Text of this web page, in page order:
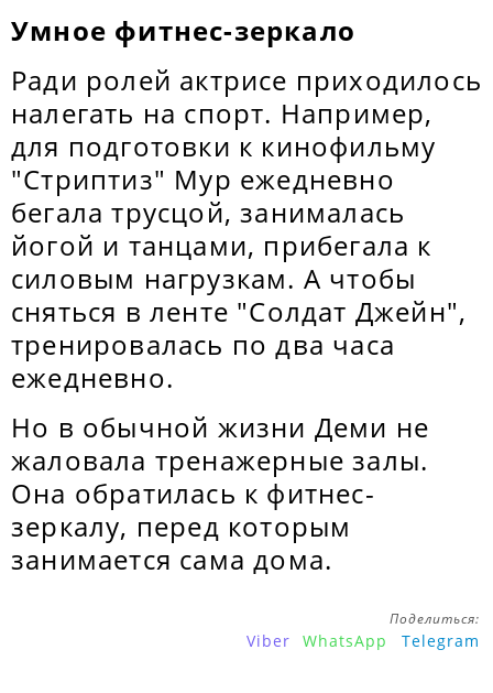
Умное фитнес-зеркало
Ради ролей актрисе приходилось
налегать на спорт. Например,
для подготовки к кинофильму
"Стриптиз" Мур ежедневно
бегала трусцой, занималась
йогой и танцами, прибегала к
силовым нагрузкам. А чтобы
сняться в ленте "Солдат Джейн",
тренировалась по два часа
ежедневно.
Но в обычной жизни Деми не
жаловала тренажерные залы.
Она обратилась к фитнес-
зеркалу, перед которым
занимается сама дома.
Поделиться:
Viber WhatsApp Telegram